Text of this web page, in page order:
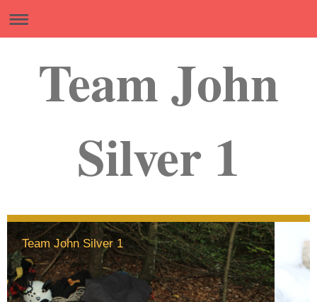
Team John
Silver 1
Team John Silver 1